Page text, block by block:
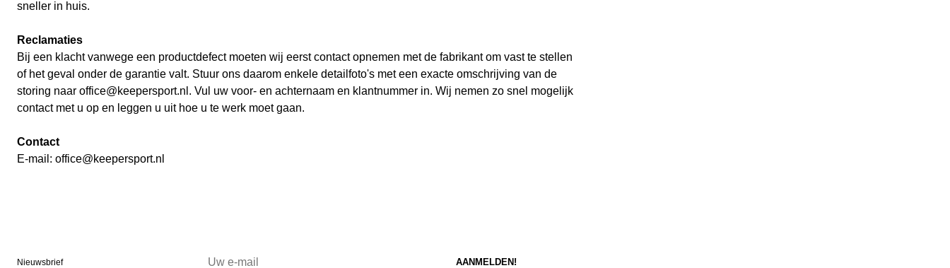
sneller in huis.
Reclamaties
Bij een klacht vanwege een productdefect moeten wij eerst contact opnemen met de fabrikant om vast te stellen
of het geval onder de garantie valt. Stuur ons daarom enkele detailfoto's met een exacte omschrijving van de
storing naar office@keepersport.nl . Vul uw voor- en achternaam en klantnummer in. Wij nemen zo snel mogelijk
contact met u op en leggen u uit hoe u te werk moet gaan.
Contact
E-mail: office@keepersport.nl
Nieuwsbrief